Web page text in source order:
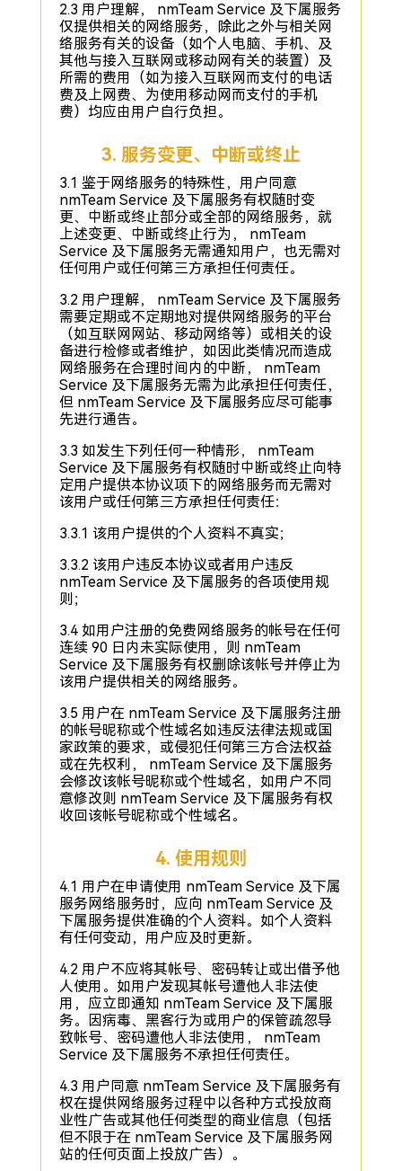
2.3 用户理解， nmTeam Service 及下属服务
仅提供相关的网络服务，除此之外与相关网
络服务有关的设备（如个人电脑、手机、及
其他与接入互联网或移动网有关的装置）及
所需的费用（如为接入互联网而支付的电话
费及上网费、为使用移动网而支付的手机
费）均应由用户自行负担。
3. 服务变更、中断或终止
3.1 鉴于网络服务的特殊性，用户同意
nmTeam Service 及下属服务有权随时变
更、中断或终止部分或全部的网络服务，就
上述变更、中断或终止行为， nmTeam
Service 及下属服务无需通知用户，也无需对
任何用户或任何第三方承担任何责任。
3.2 用户理解， nmTeam Service 及下属服务
需要定期或不定期地对提供网络服务的平台
（如互联网网站、移动网络等）或相关的设
备进行检修或者维护，如因此类情况而造成
网络服务在合理时间内的中断， nmTeam
Service 及下属服务无需为此承担任何责任，
但 nmTeam Service 及下属服务应尽可能事
先进行通告。
3.3 如发生下列任何一种情形， nmTeam
Service 及下属服务有权随时中断或终止向特
定用户提供本协议项下的网络服务而无需对
该用户或任何第三方承担任何责任：
3.3.1 该用户提供的个人资料不真实；
3.3.2 该用户违反本协议或者用户违反
nmTeam Service 及下属服务的各项使用规
则；
3.4 如用户注册的免费网络服务的帐号在任何
连续 90 日内未实际使用，则 nmTeam
Service 及下属服务有权删除该帐号并停止为
该用户提供相关的网络服务。
3.5 用户在 nmTeam Service 及下属服务注册
的帐号昵称或个性域名如违反法律法规或国
家政策的要求，或侵犯任何第三方合法权益
或在先权利， nmTeam Service 及下属服务
会修改该帐号昵称或个性域名，如用户不同
意修改则 nmTeam Service 及下属服务有权
收回该帐号昵称或个性域名。
4. 使用规则
4.1 用户在申请使用 nmTeam Service 及下属
服务网络服务时，应向 nmTeam Service 及
下属服务提供准确的个人资料。如个人资料
有任何变动，用户应及时更新。
4.2 用户不应将其帐号、密码转让或出借予他
人使用。如用户发现其帐号遭他人非法使
用，应立即通知 nmTeam Service 及下属服
务。因病毒、黑客行为或用户的保管疏忽导
致帐号、密码遭他人非法使用， nmTeam
Service 及下属服务不承担任何责任。
4.3 用户同意 nmTeam Service 及下属服务有
权在提供网络服务过程中以各种方式投放商
业性广告或其他任何类型的商业信息（包括
但不限于在 nmTeam Service 及下属服务网
站的任何页面上投放广告）。